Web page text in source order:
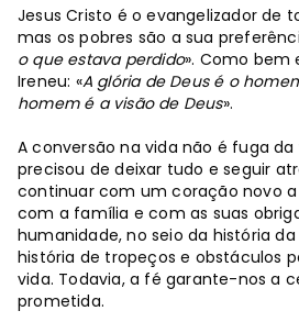
Jesus Cristo é o evangelizador de
mas os pobres são a sua
o que estava perdido». Como bem
Ireneu: «A glória de Deus é o
homem é a visão de Deus».
A conversão na vida não é fuga da
precisou de deixar tudo e seguir
continuar com um coração novo
com a família e com as suas
humanidade, no seio da história
história de tropeços e obstáculos
vida. Todavia, a fé garante-nos a
prometida.